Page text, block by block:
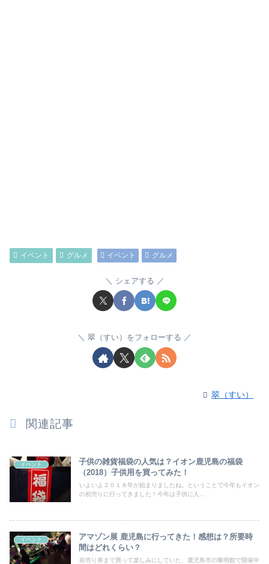
イベント グルメ イベント グルメ
シェアする
翠（すい）をフォローする
翠（すい）
関連記事
イベント
子供の雑貨福袋の人気は？イオン鹿児島の福袋
（2018）子供用を買ってみた！
いよいよ２０１８年が始まりましたね。ということで今年もイオン
の初売りに行ってきました！今年は子供に人...
イベント
アマゾン展 鹿児島に行ってきた！感想は？所要時
間はどれくらい？
前売り券まで買って楽しみにしていた、鹿児島市の黎明館で開催中